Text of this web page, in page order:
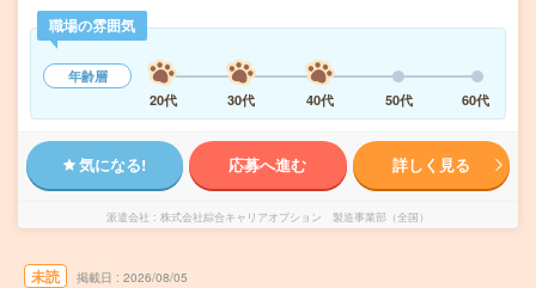
職場の雰囲気
年齢層
20代
30代 40代 50代 60代
気になる! 応募へ進む 詳しく見る
派遣会社 株式会社綜合キャリアオプション 製造事業部（全国）
未読 掲載日 2026/08/05